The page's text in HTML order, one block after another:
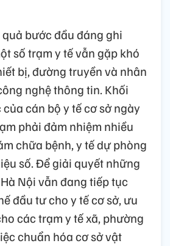
bước đầu đáng ghi
số trạm y tế vẫn gặp khó
bị, đường truyền và nhân
nghệ thông tin. Khối
cán bộ y tế cơ sở ngày
phải đảm nhiệm nhiều
chữa bệnh, y tế dự phòng
số. Để giải quyết những
Nội vẫn đang tiếp tục
đầu tư cho y tế cơ sở, ưu
các trạm y tế xã, phường
chuẩn hóa cơ sở vật